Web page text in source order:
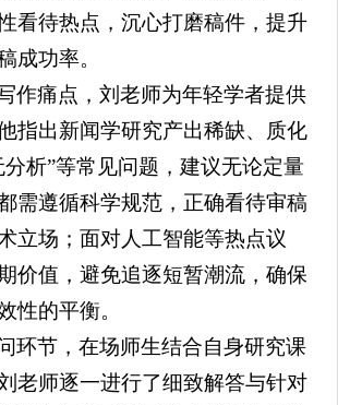
看待热点，沉心打磨稿件，提升
成功率。
作痛点，刘老师为年轻学者提供
指出新闻学研究产出稀缺、质化
析”等常见问题，建议无论定量
需遵循科学规范，正确看待审稿
立场；面对人工智能等热点议
价值，避免追逐短暂潮流，确保
性的平衡。
环节，在场师生结合自身研究课
老师逐一进行了细致解答与针对